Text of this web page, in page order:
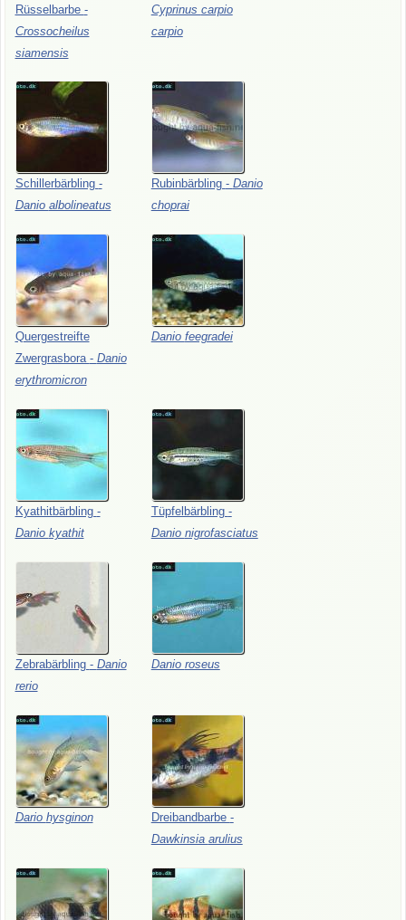
Rüsselbarbe -
Crossocheilus
siamensis
Cyprinus carpio
carpio
Schillerbärbling -
Danio albolineatus
Rubinbärbling - Danio
choprai
Quergestreifte
Zwergrasbora - Danio
erythromicron
Danio feegradei
Kyathitbärbling -
Danio kyathit
Tüpfelbärbling -
Danio nigrofasciatus
Zebrabärbling - Danio
rerio
Danio roseus
Dario hysginon Dreibandbarbe -
Dawkinsia arulius